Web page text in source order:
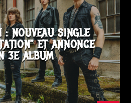
: NOUVEAU SINGLE
ET ANNONCE
3E ALBUM